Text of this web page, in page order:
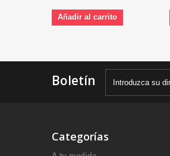
Añadir al carrito
Boletín
Categorías